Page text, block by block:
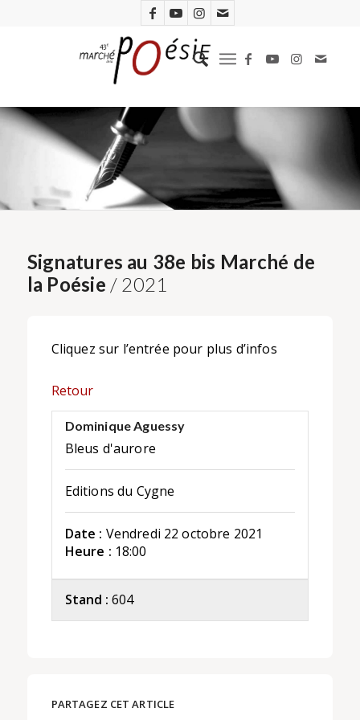
Signatures au 38e bis Marché de
la Poésie / 2021
Cliquez sur l’entrée pour plus d’infos
Retour
Dominique Aguessy
Bleus d'aurore
Editions du Cygne
Date : Vendredi 22 octobre 2021
Heure : 18:00
Stand : 604
PARTAGEZ CET ARTICLE